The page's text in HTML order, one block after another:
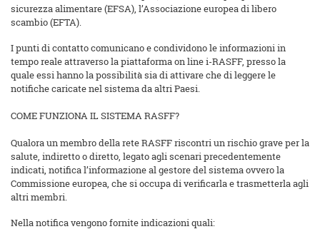
sicurezza alimentare (EFSA), l’Associazione europea di libero
scambio (EFTA).
I punti di contatto comunicano e condividono le informazioni in
tempo reale attraverso la piattaforma on line i-RASFF, presso la
quale essi hanno la possibilità sia di attivare che di leggere le
notifiche caricate nel sistema da altri Paesi.
COME FUNZIONA IL SISTEMA RASFF?
Qualora un membro della rete RASFF riscontri un rischio grave per la
salute, indiretto o diretto, legato agli scenari precedentemente
indicati, notifica l’informazione al gestore del sistema ovvero la
Commissione europea, che si occupa di verificarla e trasmetterla agli
altri membri.
Nella notifica vengono fornite indicazioni quali: